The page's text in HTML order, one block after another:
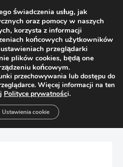
Prowadnice
Blum 760H2500S Tip-On
świadczenia usług, jak
oraz pomocy w naszych
korzysta z informacji
końcowych użytkowników
przeglądarki
plików cookies, będą one
końcowym.
przechowywania lub dostępu do
Więcej informacji na ten
Polityce prywatności.
Ustawienia cookie